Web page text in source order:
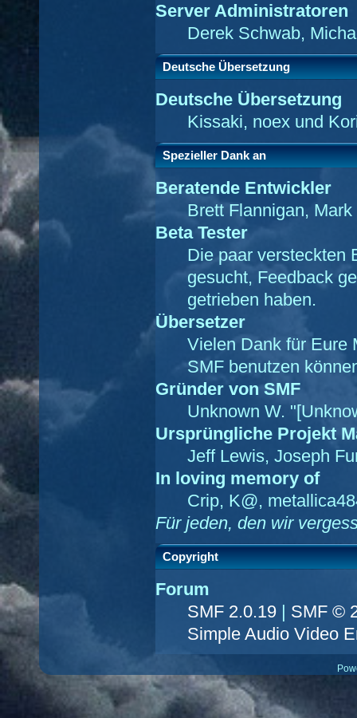
Server Administratoren
Derek Schwab,
Deutsche Übersetzung
Deutsche Übersetzung
Kissaki, noex und
Spezieller Dank an
Beratende Entwickler
Brett Flannigan,
Beta Tester
Die paar versteckten
gesucht, Feedback
getrieben haben.
Übersetzer
Vielen Dank für Eure
SMF benutzen
Gründer von SMF
Unknown W.
Ursprüngliche Projekt
Jeff Lewis, Joseph
In loving memory of
Crip, K@,
Für jeden, den wir
Copyright
Forum
SMF 2.0.19
SMF ©
Simple Audio Video